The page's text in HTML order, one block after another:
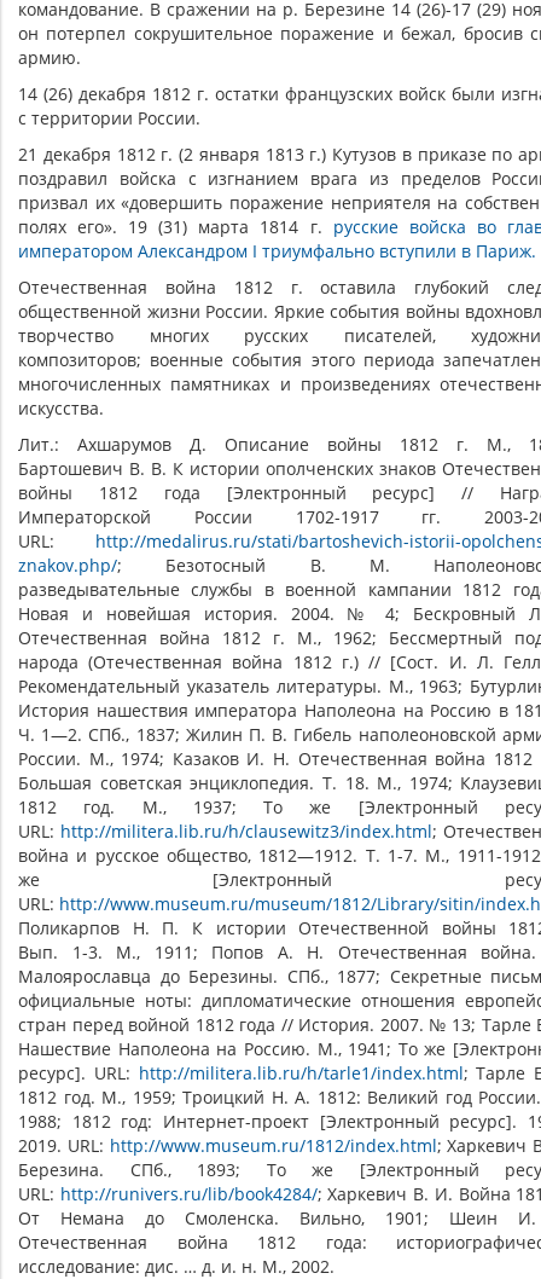
командование. В сражении на р. Березине 14 (26)-17 (29)
он потерпел сокрушительное поражение и бежал, бросив
армию.
14 (26) декабря 1812 г. остатки французских войск были
с территории России.
21 декабря 1812 г. (2 января 1813 г.) Кутузов в приказе по
поздравил войска с изгнанием врага из пределов
призвал их «довершить поражение неприятеля на
полях его». 19 (31) марта 1814 г. русские войска во
императором Александром I триумфально вступили в Париж.
Отечественная война 1812 г. оставила глубокий
общественной жизни России. Яркие события войны
творчество многих русских писателей,
композиторов; военные события этого периода
многочисленных памятниках и произведениях
искусства.
Лит.: Ахшарумов Д. Описание войны 1812 г. М.,
Бартошевич В. В. К истории ополченских знаков
войны 1812 года [Электронный ресурс] //
Императорской России 1702-1917 гг. 2003-
URL: http://medalirus.ru/stati/bartoshevich-istorii-
znakov.php/; Безотосный В. М.
разведывательные службы в военной кампании 1812
Новая и новейшая история. 2004. № 4; Бескровный
Отечественная война 1812 г. М., 1962; Бессмертный
народа (Отечественная война 1812 г.) // [Сост. И. Л.
Рекомендательный указатель литературы. М., 1963;
История нашествия императора Наполеона на Россию в
Ч. 1—2. СПб., 1837; Жилин П. В. Гибель наполеоновской
России. М., 1974; Казаков И. Н. Отечественная война 1812
Большая советская энциклопедия. Т. 18. М., 1974;
1812 год. М., 1937; То же [Электронный
URL: http://militera.lib.ru/h/clausewitz3/index.html;
война и русское общество, 1812—1912. Т. 1-7. М., 1911-
же [Электронный
URL: http://www.museum.ru/museum/1812/Library/sitin/
Поликарпов Н. П. К истории Отечественной войны
Вып. 1-3. М., 1911; Попов А. Н. Отечественная
Малоярославца до Березины. СПб., 1877; Секретные
официальные ноты: дипломатические отношения
стран перед войной 1812 года // История. 2007. № 13; Тарле
Нашествие Наполеона на Россию. М., 1941; То же
ресурс]. URL: http://militera.lib.ru/h/tarle1/index.html; Тарле
1812 год. М., 1959; Троицкий Н. А. 1812: Великий год
1988; 1812 год: Интернет-проект [Электронный ресурс].
2019. URL: http://www.museum.ru/1812/index.html; Харкевич
Березина. СПб., 1893; То же [Электронный
URL: http://runivers.ru/lib/book4284/; Харкевич В. И. Война
От Немана до Смоленска. Вильно, 1901; Шеин
Отечественная война 1812 года:
исследование: дис. … д. и. н. М., 2002.